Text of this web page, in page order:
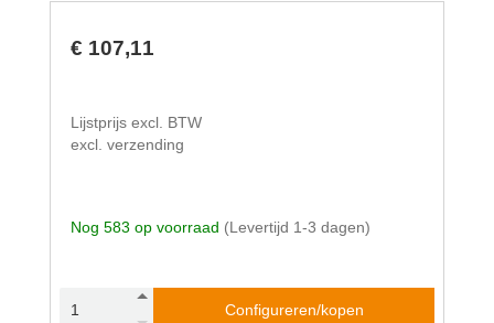
€ 107,11
Lijstprijs excl. BTW
excl. verzending
Nog 583 op voorraad (Levertijd 1-3 dagen)
Configureren/kopen